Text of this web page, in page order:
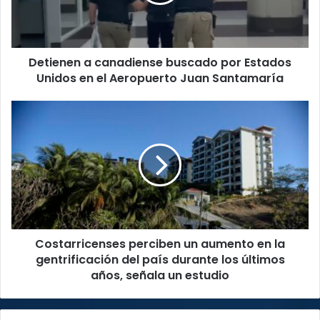
el
Aeropuerto
Detienen a canadiense buscado por Estados
Unidos en el Aeropuerto Juan Santamaría
aumento
en
la
gentrificación
del
país
durante
señala
Costarricenses perciben un aumento en la
gentrificación del país durante los últimos
años, señala un estudio